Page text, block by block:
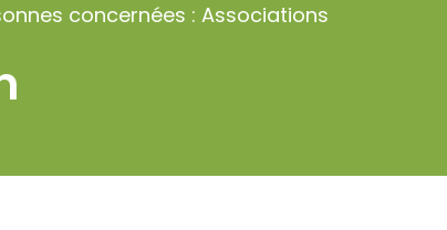
concernées : Associations